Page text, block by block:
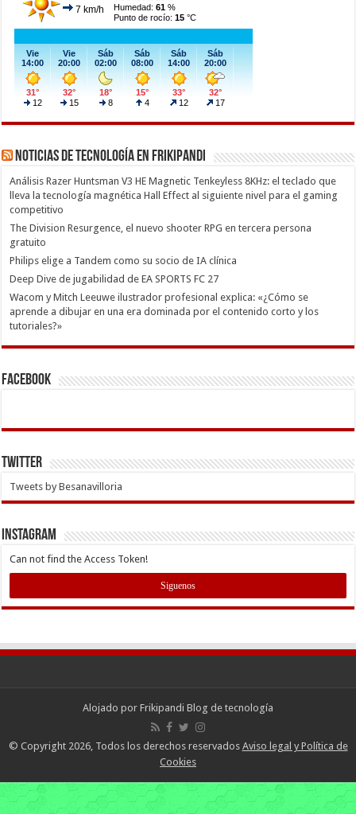
Noticias de Tecnología en Frikipandi
Análisis Razer Huntsman V3 HE Magnetic Tenkeyless 8KHz: el teclado que
lleva la tecnología magnética Hall Effect al siguiente nivel para el gaming
competitivo
The Division Resurgence, el nuevo shooter RPG en tercera persona
gratuito
Philips elige a Tandem como su socio de IA clínica
Deep Dive de jugabilidad de EA SPORTS FC 27
Wacom y Mitch Leeuwe ilustrador profesional explica: «¿Cómo se
aprende a dibujar en una era dominada por el contenido corto y los
tutoriales?»
Facebook
Twitter
Tweets by Besanavilloria
INSTAGRAM
Can not find the Access Token!
Siguenos
Alojado por Frikipandi Blog de tecnología
© Copyright 2026, Todos los derechos reservados Aviso legal y Política de
Cookies